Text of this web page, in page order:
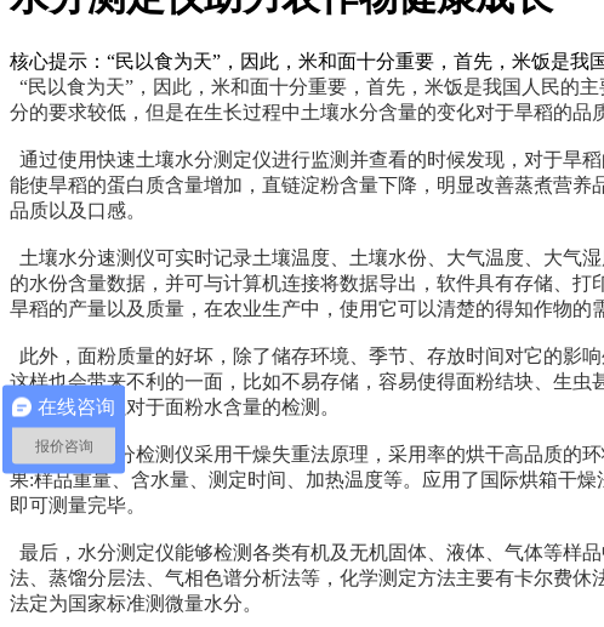
核心提示：“民以食为天”，因此，米和面十分重要，首先，米饭是
“民以食为天”，因此，米和面十分重要，首先，米饭是我国人民的
分的要求较低，但是在生长过程中土壤水分含量的变化对于旱稻的
通过使用快速土壤水分测定仪进行监测并查看的时候发现，对于旱
能使旱稻的蛋白质含量增加，直链淀粉含量下降，明显改善蒸煮营
品质以及口感。
土壤水分速测仪可实时记录土壤温度、土壤水份、大气温度、大气
的水份含量数据，并可与计算机连接将数据导出，软件具有存储、
旱稻的产量以及质量，在农业生产中，使用它可以清楚的得知作物的
此外，面粉质量的好坏，除了储存环境、季节、存放时间对它的影
这样也会带来不利的一面，比如不易存储，容易使得面粉结块、生
响，必须加强对于面粉水含量的检测。
面粉快速水分检测仪采用干燥失重法原理，采用率的烘干高品质的
果:样品重量、含水量、测定时间、加热温度等。应用了国际烘箱干
即可测量完毕。
最后，水分测定仪能够检测各类有机及无机固体、液体、气体等样
法、蒸馏分层法、气相色谱分析法等，化学测定方法主要有卡尔费休
法定为国家标准测微量水分。
在线咨询
报价咨询